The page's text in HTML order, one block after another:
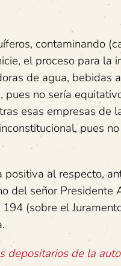
contaminando
el proceso para la
de agua, bebidas
no sería
esas empresas de
pues
al respecto,
del señor Presidente
(sobre el
depositarios de la